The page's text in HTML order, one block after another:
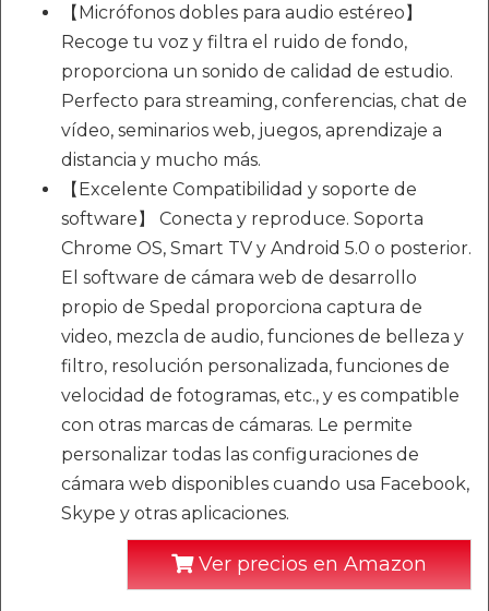
【Micrófonos dobles para audio estéreo】
Recoge tu voz y filtra el ruido de fondo,
proporciona un sonido de calidad de estudio.
Perfecto para streaming, conferencias, chat de
vídeo, seminarios web, juegos, aprendizaje a
distancia y mucho más.
【Excelente Compatibilidad y soporte de
software】 Conecta y reproduce. Soporta
Chrome OS, Smart TV y Android 5.0 o posterior.
El software de cámara web de desarrollo
propio de Spedal proporciona captura de
video, mezcla de audio, funciones de belleza y
filtro, resolución personalizada, funciones de
velocidad de fotogramas, etc., y es compatible
con otras marcas de cámaras. Le permite
personalizar todas las configuraciones de
cámara web disponibles cuando usa Facebook,
Skype y otras aplicaciones.
Ver precios en Amazon